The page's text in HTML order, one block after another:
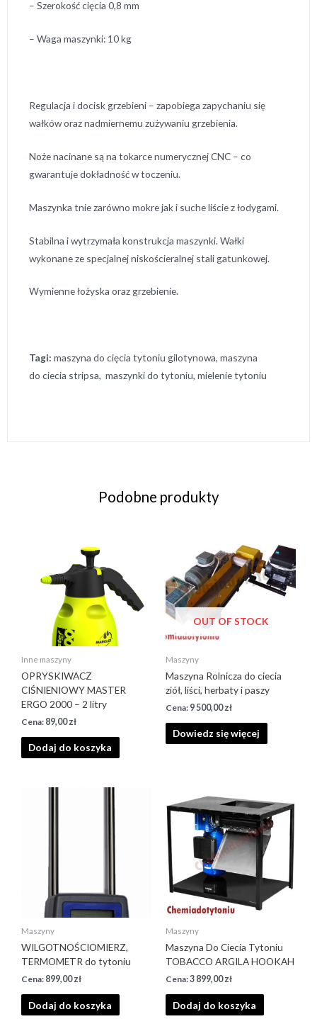
– Szerokość cięcia 0,8 mm
– Waga maszynki: 10 kg
Regulacja i docisk grzebieni – zapobiega zapychaniu się
wałków oraz nadmiernemu zużywaniu grzebienia.
Noże nacinane są na tokarce numerycznej CNC – co
gwarantuje dokładność w toczeniu.
Maszynka tnie zarówno mokre jak i suche liście z łodygami.
Stabilna i wytrzymała konstrukcja maszynki. Wałki
wykonane ze specjalnej niskościeralnej stali gatunkowej.
Wymienne łożyska oraz grzebienie.
Tagi: maszyna do cięcia tytoniu gilotynowa, maszyna
do ciecia stripsa, maszynki do tytoniu, mielenie tytoniu
Podobne produkty
Inne maszyny
OPRYSKIWACZ
CIŚNIENIOWY MASTER
ERGO 2000 – 2 litry
89,00zł
Dodaj do koszyka
OUT OF STOCK
Maszyny
Maszyna Rolnicza do ciecia
ziół, liści, herbaty i paszy
9 500,00zł
Dowiedz się więcej
Maszyny
WILGOTNOŚCIOMIERZ,
TERMOMETR do tytoniu
899,00zł
Dodaj do koszyka
Maszyny
Maszyna Do Ciecia Tytoniu
TOBACCO ARGILA HOOKAH
3 899,00zł
Dodaj do koszyka